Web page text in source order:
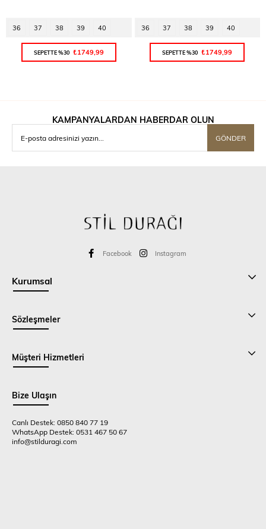
36 37 38 39 40
SEPETTE %30 ₺1749,99
36 37 38 39 40
SEPETTE %30 ₺1749,99
KAMPANYALARDAN HABERDAR OLUN
GÖNDER
Facebook Instagram
Kurumsal
Sözleşmeler
Müşteri Hizmetleri
Bize Ulaşın
Canlı Destek: 0850 840 77 19
WhatsApp Destek: 0531 467 50 67
info@stilduragi.com